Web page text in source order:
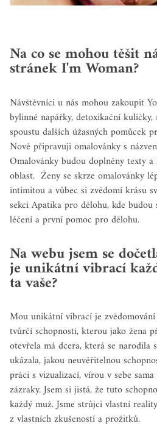
Na co se mohou těšit
stránek I'm Woman?
Návštěvníci u nás mohou zakoupit
bylinné napářky, detoxikační
spoustu dalších úžasných pomůcek
Nově připravuji omalovánky s
Omalovánky budou doplněny texty
oblast. Ženy se skrze omalovánky
intimitou a vůbec si zvědomí krásu
sekci Apatika pro dělohu, kde
léčení a první pomoc pro dělohu.
Na webu jsem se
je unikátní vibrací
ta vaše?
Mou unikátní vibrací je
tvůrčí schopnosti, kterou jako žena
otevřela má dcera, která se narodila
ukázala, jakou neuvěřitelnou
práci s vizualizací, vírou v sebe
zázraky. Jsem si jistá, že tuto
každý muž. Jsme strůjci vlastní
z vlastních zkušeností a prožitků.